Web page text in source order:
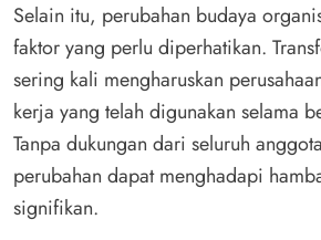
Selain itu, perubahan budaya
faktor yang perlu diperhatikan.
sering kali mengharuskan
kerja yang telah digunakan selama
Tanpa dukungan dari seluruh
perubahan dapat menghadapi
signifikan.